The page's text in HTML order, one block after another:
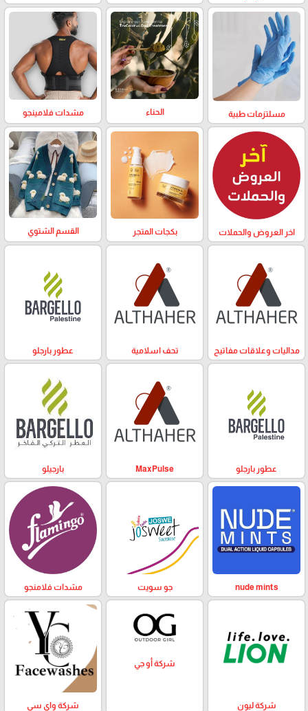
مسلتزمات طبية الحناء مشدات فلامينجو
اخر العروض والحملات بكجات المتجر القسم الشتوي
مداليات وعلاقات مفاتيح تحف اسلامية عطور بارجلو
عطور بارجلو MaxPulse بارجيلو
nude mints جو سويت مشدات فلامنجو
شركة ليون
شركة أو جي
شركة واي سي